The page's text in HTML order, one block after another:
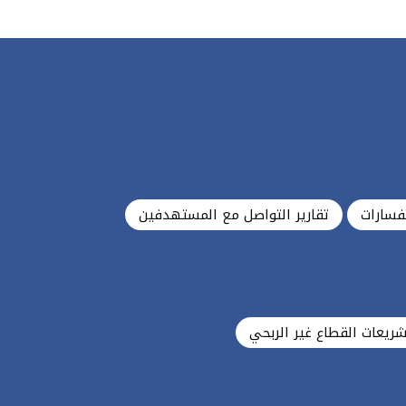
تقارير التواصل مع المستهدفين
القطاع غير الربحي